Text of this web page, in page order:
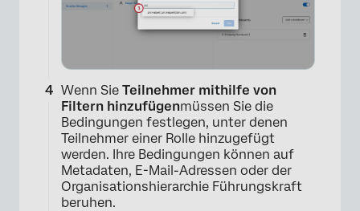
Wenn Sie Teilnehmer mithilfe von
Filtern hinzufügenmüssen Sie die
Bedingungen festlegen, unter denen
Teilnehmer einer Rolle hinzugefügt
werden. Ihre Bedingungen können auf
Metadaten, E-Mail-Adressen oder der
Organisationshierarchie Führungskraft
beruhen.